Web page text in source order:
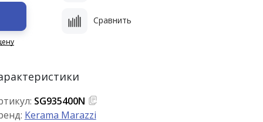
Сравнить
SG935400N
Kerama Marazzi